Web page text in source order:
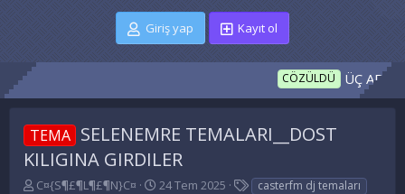
Giriş yap Kayıt ol
CÖZÜLDÜ ÜÇ ADET
TEMA SELENEMRE TEMALARI__DOST
KILIGINA GIRDILER
K
C¤{S¶£¶L¶£¶N}C¤
B
24 Tem 2025
Ecasterfm dj temaları